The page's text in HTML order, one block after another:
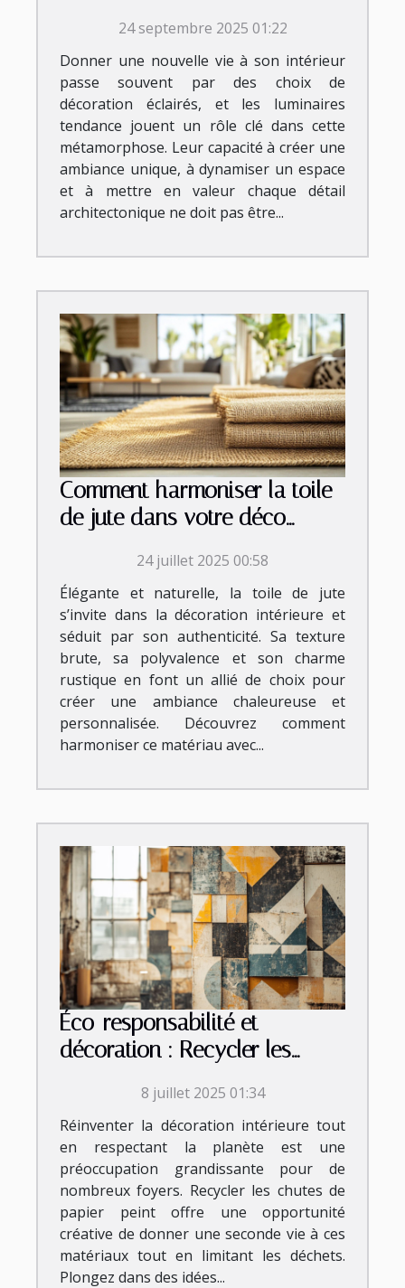
24 septembre 2025 01:22
Donner une nouvelle vie à son intérieur
passe souvent par des choix de
décoration éclairés, et les luminaires
tendance jouent un rôle clé dans cette
métamorphose. Leur capacité à créer une
ambiance unique, à dynamiser un espace
et à mettre en valeur chaque détail
architectonique ne doit pas être...
Comment harmoniser la toile
de jute dans votre déco
24 juillet 2025 00:58
Élégante et naturelle, la toile de jute
s’invite dans la décoration intérieure et
séduit par son authenticité. Sa texture
brute, sa polyvalence et son charme
rustique en font un allié de choix pour
créer une ambiance chaleureuse et
personnalisée. Découvrez comment
harmoniser ce matériau avec...
Éco-responsabilité et
décoration : Recycler les
8 juillet 2025 01:34
Réinventer la décoration intérieure tout
en respectant la planète est une
préoccupation grandissante pour de
nombreux foyers. Recycler les chutes de
papier peint offre une opportunité
créative de donner une seconde vie à ces
matériaux tout en limitant les déchets.
Plongez dans des idées...